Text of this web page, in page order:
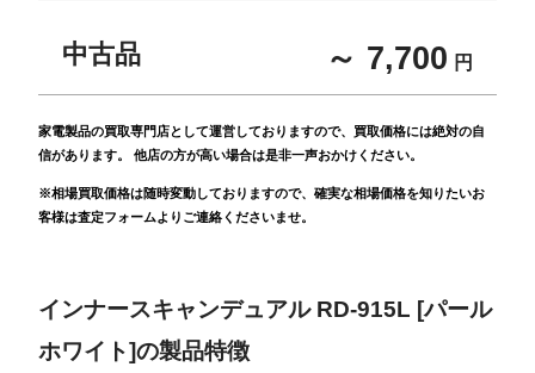
中古品 ～ 7,700 円
家電製品の買取専門店として運営しておりますので、買取価格には絶対の自
信があります。 他店の方が高い場合は是非一声おかけください。
※相場買取価格は随時変動しておりますので、確実な相場価格を知りたいお
客様は査定フォームよりご連絡くださいませ。
インナースキャンデュアル RD-915L [パール
ホワイト]の製品特徴